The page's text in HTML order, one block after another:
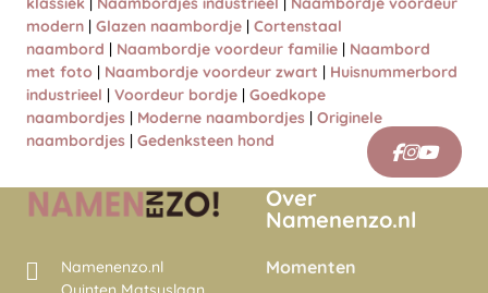
modern
Glazen naambordje
Cortenstaal
naambord
Naambordje voordeur familie
Naambord
met foto
Naambordje voordeur zwart
Huisnummerbord
industrieel
Voordeur bordje
Goedkope
naambordjes
Moderne naambordjes
Originele
naambordjes
Gedenksteen hond
Namenenzo.nl
Over
Namenenzo.nl
Momenten